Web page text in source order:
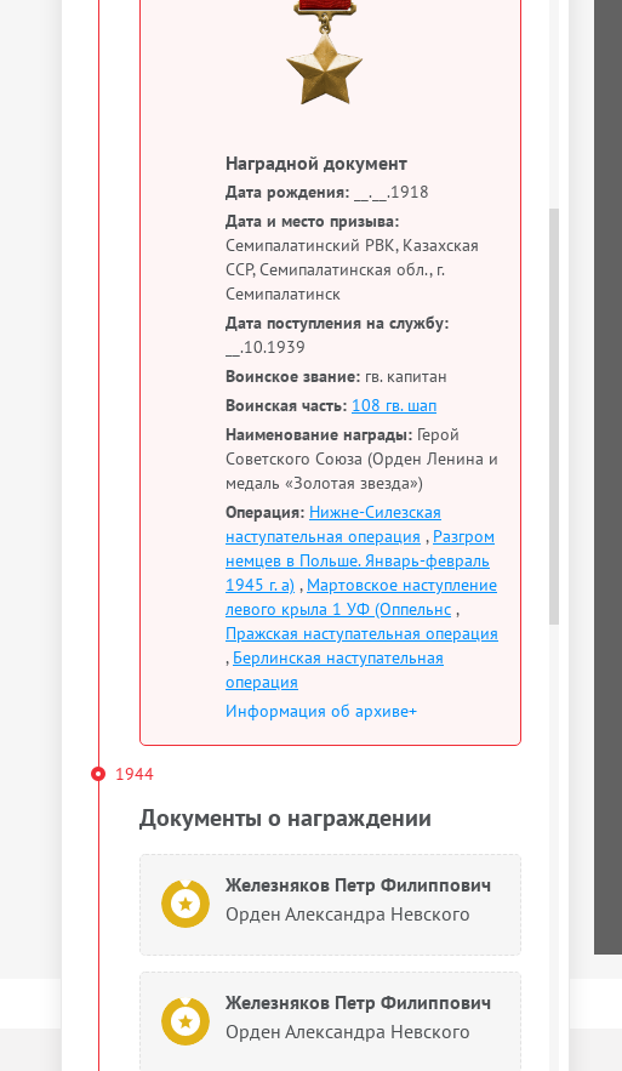
Наградной документ
Дата рождения: __.__.1918
Дата и место призыва:
Семипалатинский РВК, Казахская
ССР, Семипалатинская обл., г.
Семипалатинск
Дата поступления на службу:
__.10.1939
Воинское звание: гв. капитан
Воинская часть: 108 гв. шап
Наименование награды: Герой
Советского Союза (Орден Ленина и
медаль «Золотая звезда»)
Операция: Нижне-Силезская
наступательная операция , Разгром
немцев в Польше. Январь-февраль
1945 г. а) , Мартовское наступление
левого крыла 1 УФ (Оппельнс ,
Пражская наступательная операция
, Берлинская наступательная
операция
Информация об архиве+
1944
Документы о награждении
Железняков Петр Филиппович
Орден Александра Невского
Железняков Петр Филиппович
Орден Александра Невского